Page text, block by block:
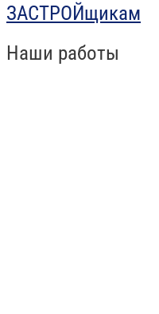
ЗАСТРОЙщикам
Наши работы